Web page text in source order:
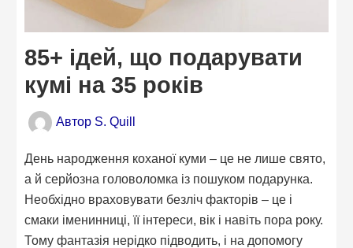
85+ ідей, що подарувати
кумі на 35 років
Автор S. Quill
День народження коханої куми – це не лише свято,
а й серйозна головоломка із пошуком подарунка.
Необхідно враховувати безліч факторів – це і
смаки іменинниці, її інтереси, вік і навіть пора року.
Тому фантазія нерідко підводить, і на допомогу